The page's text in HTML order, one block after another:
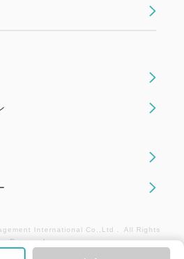
泊には、施設使用料としてお
チェックイン時お渡しいたし
マリングッズは数に限りがあ
す。
International Co.,Ltd． All Rights
Reserved.